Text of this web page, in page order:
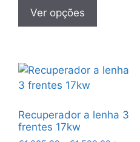
Ver opções
Recuperador a lenha 3
frentes 17kw